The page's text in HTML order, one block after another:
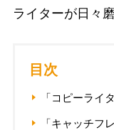
ライターが日々
目次
「コピーライ
「キャッチフ